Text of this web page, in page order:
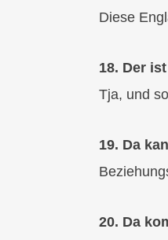
Diese
18. Der
Tja, und
19. Da
20. Da